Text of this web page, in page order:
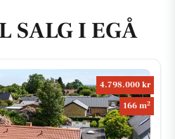
SALG I EGÅ
4.798.000 kr
166 m2